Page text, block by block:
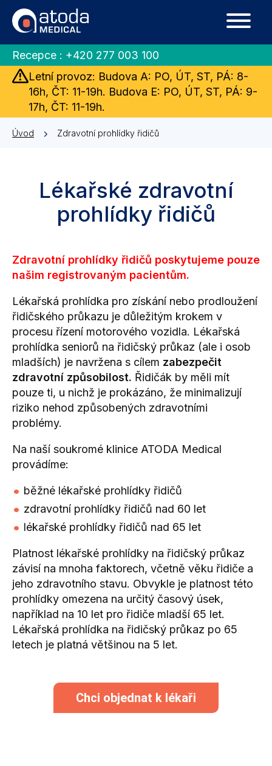
Recepce : +420 277 003 100
Letní provoz: Budova A: PO, ÚT, ST, PÁ: 8-
16h, ČT: 11-19h. Budova E: PO, ÚT, ST, PÁ: 9-
17h, ČT: 11-19h.
Úvod Zdravotní prohlídky řidičů
Lékařské zdravotní
prohlídky řidičů
Zdravotní prohlídky řidičů poskytujeme pouze
našim registrovaným pacientům.
Lékařská prohlídka pro získání nebo prodloužení
řidičského průkazu je důležitým krokem v
procesu řízení motorového vozidla. Lékařská
prohlídka seniorů na řidičský průkaz (ale i osob
mladších) je navržena s cílem zabezpečit
zdravotní způsobilost. Řidičák by měli mít
pouze ti, u nichž je prokázáno, že minimalizují
riziko nehod způsobených zdravotními
problémy.
Na naší soukromé klinice ATODA Medical
provádíme:
běžné lékařské prohlídky řidičů
zdravotní prohlídky řidičů nad 60 let
lékařské prohlídky řidičů nad 65 let
Platnost lékařské prohlídky na řidičský průkaz
závisí na mnoha faktorech, včetně věku řidiče a
jeho zdravotního stavu. Obvykle je platnost této
prohlídky omezena na určitý časový úsek,
například na 10 let pro řidiče mladší 65 let.
Lékařská prohlídka na řidičský průkaz po 65
letech je platná většinou na 5 let.
Chci objednat k lékaři